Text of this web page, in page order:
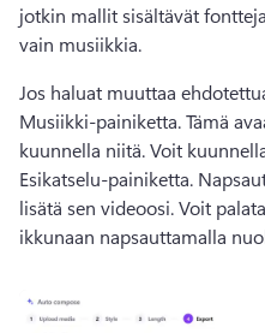
jotkin mallit sisältävät
vain musiikkia.
Jos haluat muuttaa
Musiikki-painiketta. Tämä
kuunnella niitä. Voit
Esikatselu-painiketta.
lisätä sen videoosi. Voit
ikkunaan napsauttamalla